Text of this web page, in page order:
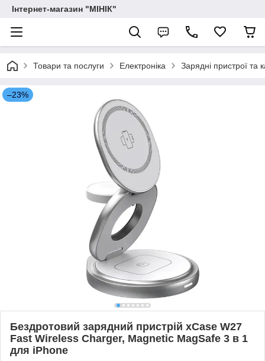
Інтернет-магазин "МІНІК"
Товари та послуги Електроніка Зарядні пристрої та
–23%
Бездротовий зарядний пристрій xCase W27
Fast Wireless Charger, Magnetic MagSafe 3 в 1
для iPhone